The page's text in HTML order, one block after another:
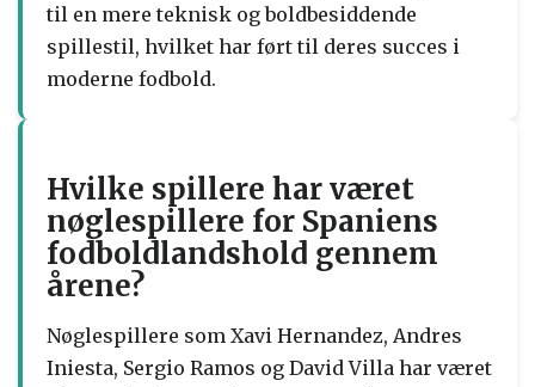
til en mere teknisk og boldbesiddende
spillestil, hvilket har ført til deres succes i
moderne fodbold.
Hvilke spillere har været
nøglespillere for Spaniens
fodboldlandshold gennem
årene?
Nøglespillere som Xavi Hernandez, Andres
Iniesta, Sergio Ramos og David Villa har været